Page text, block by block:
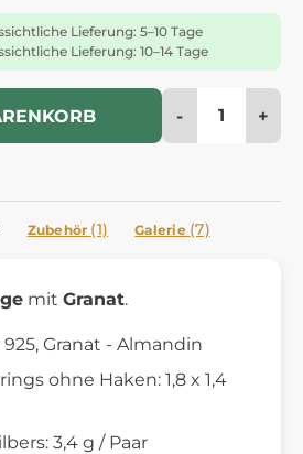
Lieferung: 5–10 Tage
Lieferung: 10–14 Tage
- +
Zubehör (1) Galerie (7)
mit Granat.
Granat - Almandin
ohne Haken: 1,8 x 1,4
3,4 g / Paar